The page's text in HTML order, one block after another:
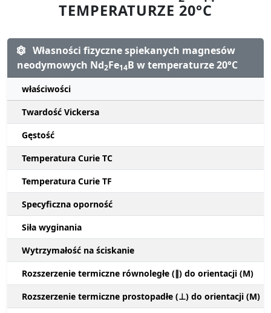
TEMPERATURZE 20°C
Własności fizyczne spiekanych magnesów
neodymowych Nd2Fe14B w temperaturze 20°C
właściwości
Twardość Vickersa
Gęstość
Temperatura Curie TC
Temperatura Curie TF
Specyficzna oporność
Siła wyginania
Wytrzymałość na ściskanie
Rozszerzenie termiczne równoległe (∥) do orientacji (M)
Rozszerzenie termiczne prostopadłe (⊥) do orientacji (M)